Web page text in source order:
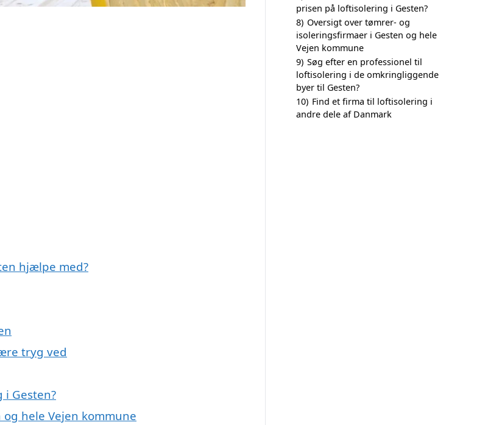
hjælpe med?
tryg ved
Gesten?
hele Vejen kommune
prisen på loftisolering i Gesten?
8) Oversigt over tømrer- og
isoleringsfirmaer i Gesten og hele
Vejen kommune
9) Søg efter en professionel til
loftisolering i de omkringliggende
byer til Gesten?
10) Find et firma til loftisolering i
andre dele af Danmark